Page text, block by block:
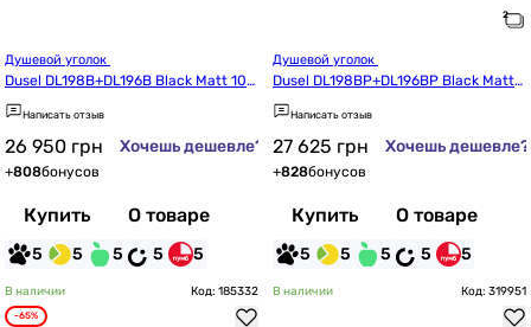
Dusel DL198B+DL196B Black Matt 100
0x1000x1900
Написать отзыв
26 950 грн Хочешь дешевле?
+808бонусов
Купить О товаре
5 5 5 5 5
Dusel DL198BP+DL196BP Black Matt
Paint 1000x1000x1900
Написать отзыв
27 625 грн Хочешь дешевле?
+828бонусов
Купить О товаре
5 5 5 5 5
В наличии Код: 185332
-65%
В наличии Код: 319951